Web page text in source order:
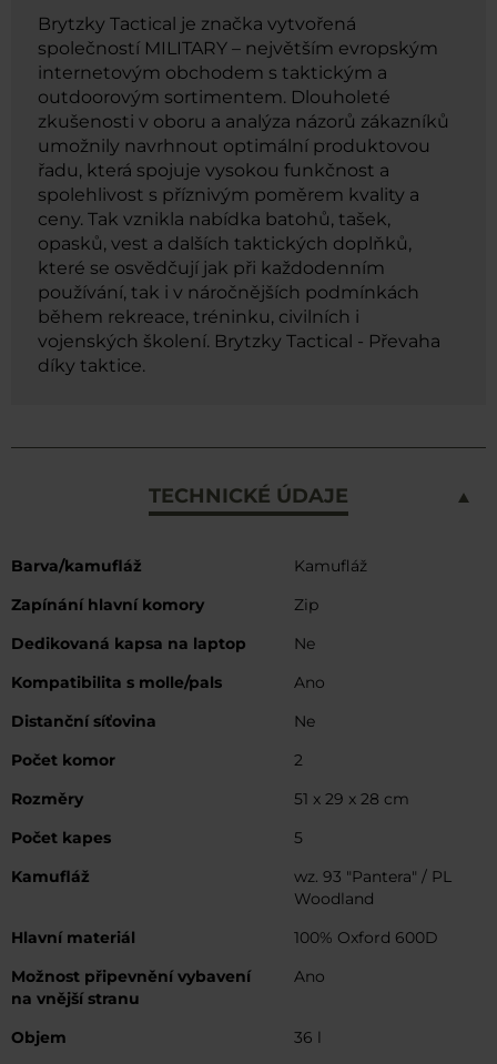
Brytzky Tactical je značka vytvořená
společností MILITARY – největším evropským
internetovým obchodem s taktickým a
outdoorovým sortimentem. Dlouholeté
zkušenosti v oboru a analýza názorů zákazníků
umožnily navrhnout optimální produktovou
řadu, která spojuje vysokou funkčnost a
spolehlivost s příznivým poměrem kvality a
ceny. Tak vznikla nabídka batohů, tašek,
opasků, vest a dalších taktických doplňků,
které se osvědčují jak při každodenním
používání, tak i v náročnějších podmínkách
během rekreace, tréninku, civilních i
vojenských školení. Brytzky Tactical - Převaha
díky taktice.
TECHNICKÉ ÚDAJE
Více
Barva/kamufláž
Kamufláž
Zapínání hlavní komory
Zip
Dedikovaná kapsa na laptop
Ne
Kompatibilita s molle/pals
Ano
Distanční síťovina
Ne
Počet komor
2
Rozměry
51 x 29 x 28 cm
Počet kapes
5
Kamufláž
wz. 93 "Pantera" / PL
Woodland
Hlavní materiál
100% Oxford 600D
Možnost připevnění vybavení
na vnější stranu
Ano
Objem
36 l